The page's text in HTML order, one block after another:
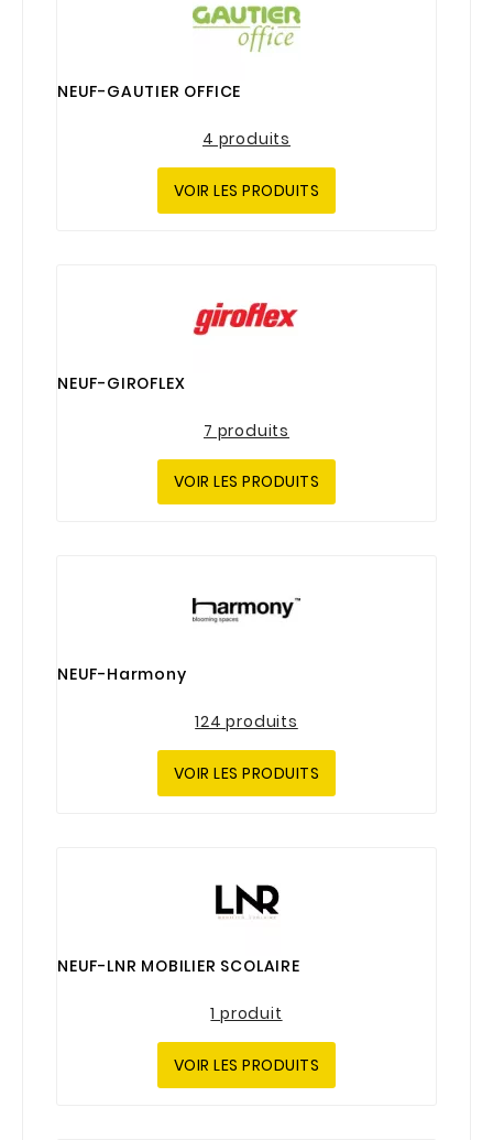
NEUF-GAUTIER OFFICE
4 produits
VOIR LES PRODUITS
NEUF-GIROFLEX
7 produits
VOIR LES PRODUITS
NEUF-Harmony
124 produits
VOIR LES PRODUITS
NEUF-LNR MOBILIER SCOLAIRE
1 produit
VOIR LES PRODUITS